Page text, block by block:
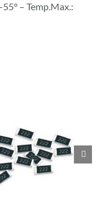
– Temp.Max.:
